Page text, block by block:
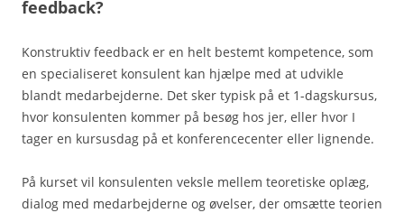
feedback?
Konstruktiv feedback er en helt bestemt kompetence, som
en specialiseret konsulent kan hjælpe med at udvikle
blandt medarbejderne. Det sker typisk på et 1-dagskursus,
hvor konsulenten kommer på besøg hos jer, eller hvor I
tager en kursusdag på et konferencecenter eller lignende.
På kurset vil konsulenten veksle mellem teoretiske oplæg,
dialog med medarbejderne og øvelser, der omsætte teorien